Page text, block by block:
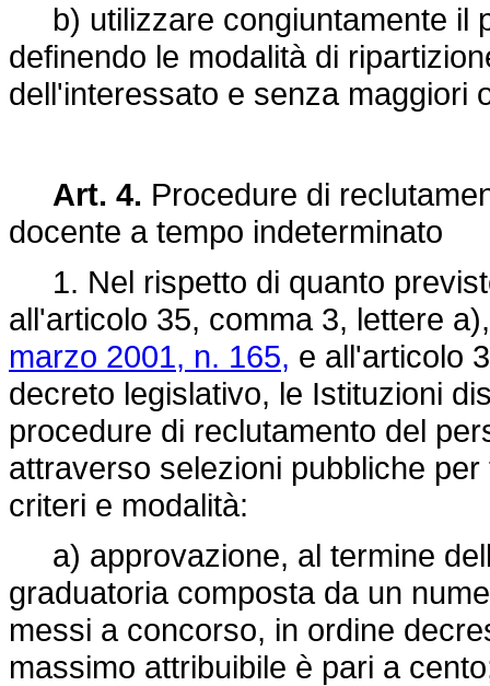
b) utilizzare congiuntamente il
definendo le modalità di
dell'interessato e senza maggiori
Art. 4. Procedure di
docente a tempo indeterminato
1. Nel rispetto di quanto
all'articolo 35, comma 3, lettere
marzo 2001, n. 165, e all'articolo
decreto legislativo, le Istituzioni
procedure di reclutamento del
attraverso selezioni pubbliche
criteri e modalità:
a) approvazione, al termine
graduatoria composta da un
messi a concorso, in ordine
massimo attribuibile è pari a